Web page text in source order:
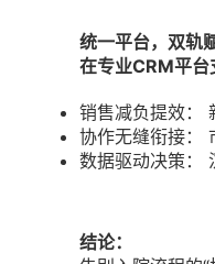
统一平台，双轨
在专业CRM平台
销售减负提效：
协作无缝衔接：
数据驱动决策：
结论：